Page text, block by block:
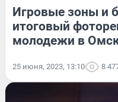
Игровые зоны и
итоговый
молодежи в
25 июня, 2023, 13:10 8